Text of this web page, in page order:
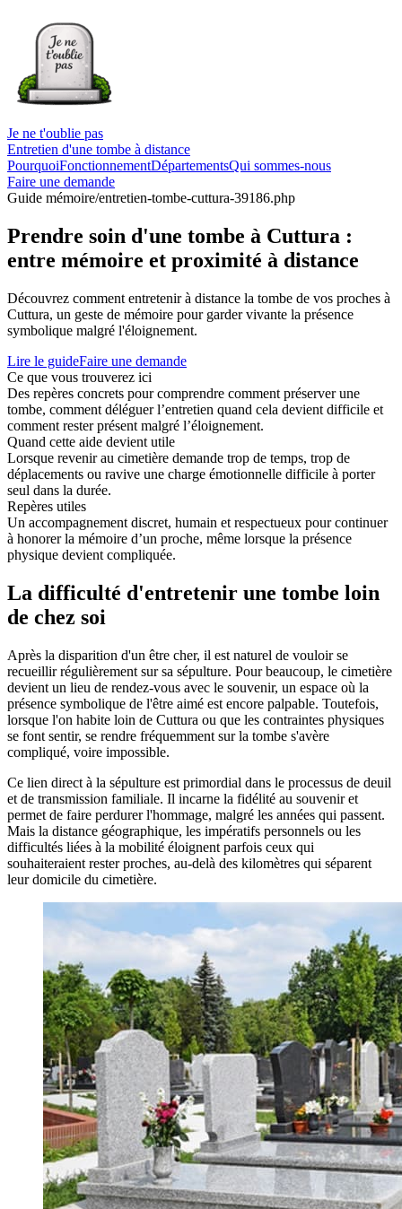
Je ne t'oublie pas
Entretien d'une tombe à distance
PourquoiFonctionnementDépartementsQui sommes-nous
Faire une demande
Guide mémoire/entretien-tombe-cuttura-39186.php
Prendre soin d'une tombe à Cuttura :
entre mémoire et proximité à distance
Découvrez comment entretenir à distance la tombe de vos proches à
Cuttura, un geste de mémoire pour garder vivante la présence
symbolique malgré l'éloignement.
Lire le guideFaire une demande
Ce que vous trouverez ici
Des repères concrets pour comprendre comment préserver une
tombe, comment déléguer l’entretien quand cela devient difficile et
comment rester présent malgré l’éloignement.
Quand cette aide devient utile
Lorsque revenir au cimetière demande trop de temps, trop de
déplacements ou ravive une charge émotionnelle difficile à porter
seul dans la durée.
Repères utiles
Un accompagnement discret, humain et respectueux pour continuer
à honorer la mémoire d’un proche, même lorsque la présence
physique devient compliquée.
La difficulté d'entretenir une tombe loin
de chez soi
Après la disparition d'un être cher, il est naturel de vouloir se
recueillir régulièrement sur sa sépulture. Pour beaucoup, le cimetière
devient un lieu de rendez-vous avec le souvenir, un espace où la
présence symbolique de l'être aimé est encore palpable. Toutefois,
lorsque l'on habite loin de Cuttura ou que les contraintes physiques
se font sentir, se rendre fréquemment sur la tombe s'avère
compliqué, voire impossible.
Ce lien direct à la sépulture est primordial dans le processus de deuil
et de transmission familiale. Il incarne la fidélité au souvenir et
permet de faire perdurer l'hommage, malgré les années qui passent.
Mais la distance géographique, les impératifs personnels ou les
difficultés liées à la mobilité éloignent parfois ceux qui
souhaiteraient rester proches, au-delà des kilomètres qui séparent
leur domicile du cimetière.